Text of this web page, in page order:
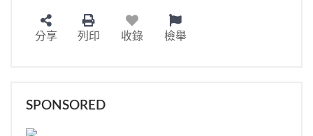
分享 列印 收錄 檢舉
SPONSORED